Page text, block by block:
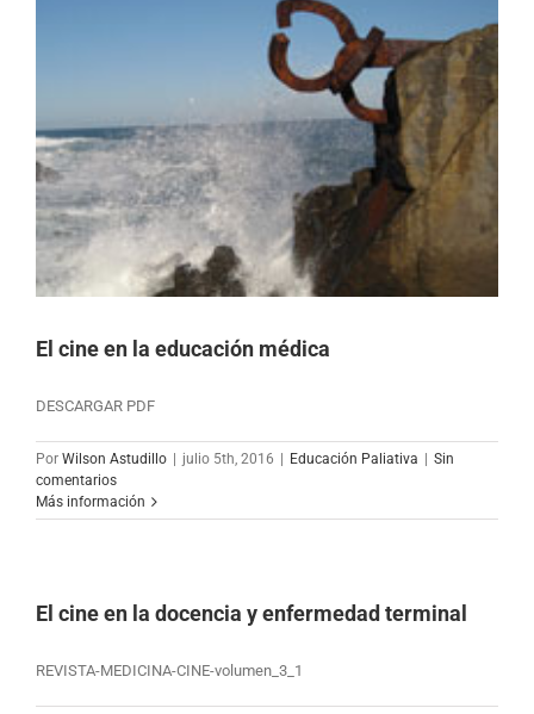
El cine en la educación médica
DESCARGAR PDF
Por Wilson Astudillo julio 5th, 2016 Educación Paliativa
Sin
comentarios
Más información
El cine en la docencia y enfermedad terminal
REVISTA-MEDICINA-CINE-volumen_3_1